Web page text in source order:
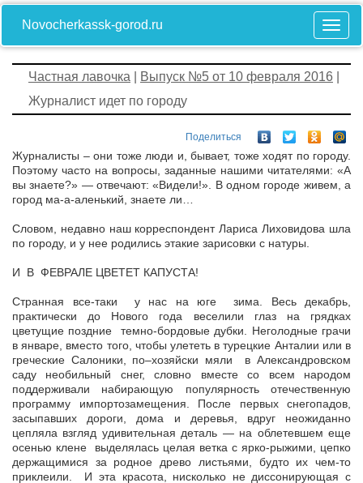
Novocherkassk-gorod.ru
Частная лавочка Выпуск №5 от 10 февраля 2016
Журналист идет по городу
Поделиться
Журналисты – они тоже люди и, бывает, тоже ходят по городу.
Поэтому часто на вопросы, заданные нашими читателями: «А
вы знаете?» — отвечают: «Видели!». В одном городе живем, а
город ма-а-аленький, знаете ли…
Словом, недавно наш корреспондент Лариса Лиховидова шла
по городу, и у нее родились этакие зарисовки с натуры.
И В ФЕВРАЛЕ ЦВЕТЕТ КАПУСТА!
Странная все-таки у нас на юге зима. Весь декабрь,
практически до Нового года веселили глаз на грядках
цветущие поздние темно-бордовые дубки. Неголодные грачи
в январе, вместо того, чтобы улететь в турецкие Анталии или в
греческие Салоники, по–хозяйски мяли в Александровском
саду необильный снег, словно вместе со всем народом
поддерживали набирающую популярность отечественную
программу импортозамещения. После первых снегопадов,
засыпавших дороги, дома и деревья, вдруг неожиданно
цепляла взгляд удивительная деталь — на облетевшем еще
осенью клене выделялась целая ветка с ярко-рыжими, цепко
держащимися за родное древо листьями, будто их чем-то
приклеили. И эта красота, нисколько не диссонирующая с